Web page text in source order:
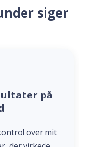
siger
på
over mit